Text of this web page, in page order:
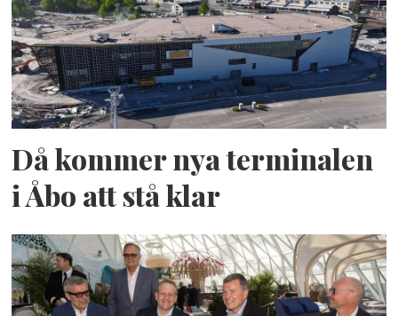
Då kommer nya terminalen
i Åbo att stå klar